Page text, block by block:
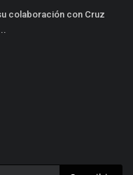
colaboración con Cruz